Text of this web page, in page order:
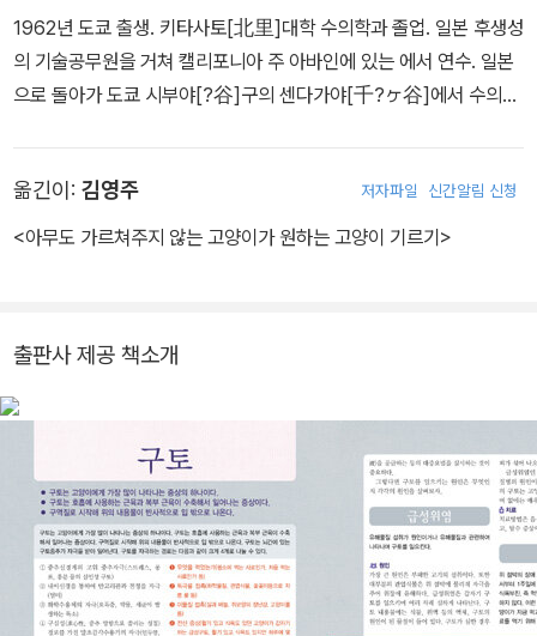
정상 행동은 어떤 것이며 각각의 행동을 하는 이유는 무엇이고 그 의
미는 무엇인지 설명하여 고양이 행동에 대한 궁금증을 풀어주고 있
다.
1962년 도쿄 출생. 키타사토[北里]대학 수의학과 졸업. 일본 후생성
의 기술공무원을 거쳐 캘리포니아 주 아바인에 있는 에서 연수. 일본
으로 돌아가 도쿄 시부야[?谷]구의 센다가야[千?ヶ谷]에서 수의사
학원 신주쿠 오픈스쿨에서 강의하고 있으며, 고양이의 생활 향상을
위해 활발하게 활동하고 있다. 주요 저서로 『0세에서 2세까지의 고양
옮긴이: 김영주 저자파일 신간알림 신청
<아무도 가르쳐주지 않는 고양이가 원하는 고양이 기르기>
출판사 제공 책소개